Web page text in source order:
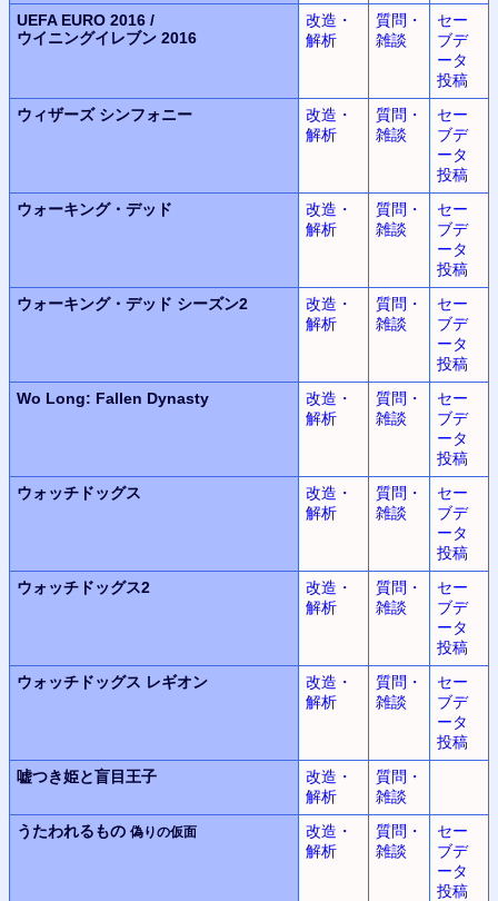
UEFA EURO 2016 /
ウイニングイレブン 2016
改造・
解析
質問・
雑談
セー
ブデ
ータ
投稿
ウィザーズ シンフォニー
改造・
解析
質問・
雑談
セー
ブデ
ータ
投稿
ウォーキング・デッド
改造・
解析
質問・
雑談
セー
ブデ
ータ
投稿
ウォーキング・デッド シーズン2
改造・
解析
質問・
雑談
セー
ブデ
ータ
投稿
Wo Long: Fallen Dynasty
改造・
解析
質問・
雑談
セー
ブデ
ータ
投稿
ウォッチドッグス
改造・
解析
質問・
雑談
セー
ブデ
ータ
投稿
ウォッチドッグス2
改造・
解析
質問・
雑談
セー
ブデ
ータ
投稿
ウォッチドッグス レギオン
改造・
解析
質問・
雑談
セー
ブデ
ータ
投稿
嘘つき姫と盲目王子
改造・
解析
質問・
雑談
うたわれるもの 偽りの仮面
改造・
解析
質問・
雑談
セー
ブデ
ータ
投稿